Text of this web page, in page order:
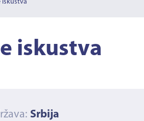
iskustva
iskustva
Srbija